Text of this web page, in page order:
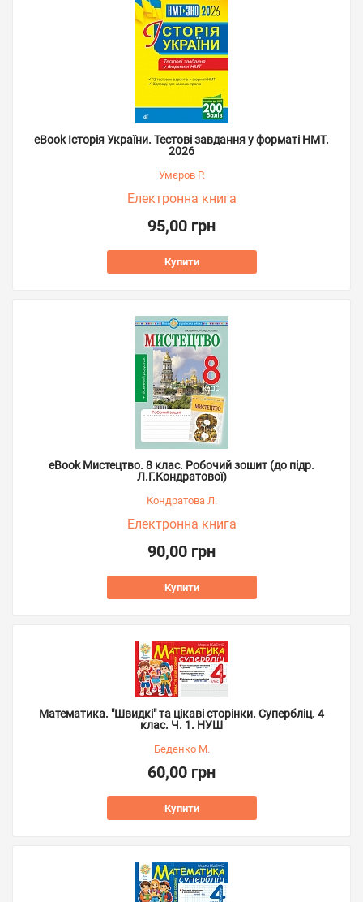
eBook Історія України. Тестові завдання у форматі НМТ.
2026
Умєров Р.
Електронна книга
95,00 грн
Купити
eBook Мистецтво. 8 клас. Робочий зошит (до підр.
Л.Г.Кондратової)
Кондратова Л.
Електронна книга
90,00 грн
Купити
Математика. "Швидкі" та цікаві сторінки. Супербліц. 4
клас. Ч. 1. НУШ
Беденко М.
60,00 грн
Купити